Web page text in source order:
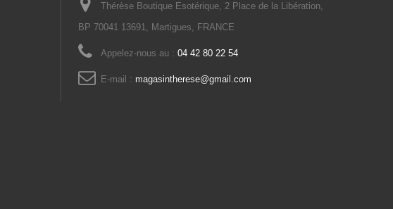
Thérèse Boutique Esotérique, 2 Place de la Libération,
BP 70041 13691, Martigues, FRANCE
Appelez-nous au : 04 42 80 22 54
E-mail : magasintherese@gmail.com